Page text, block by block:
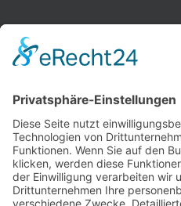
INFORMATIONEN
Hersteller
Fehlerliste